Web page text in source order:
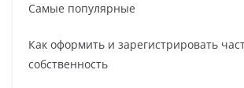
Самые популярные
Как оформить и зарегистрировать
собственность